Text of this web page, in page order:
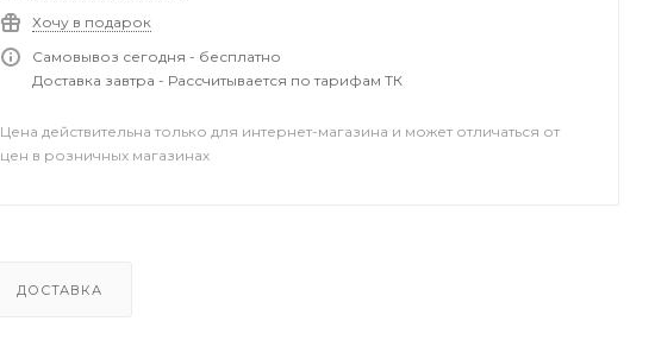
Хочу в подарок
Самовывоз сегодня - бесплатно
Доставка завтра - Рассчитывается по тарифам ТК
Цена действительна только для интернет-магазина и может отличаться от
цен в розничных магазинах
ДОСТАВКА